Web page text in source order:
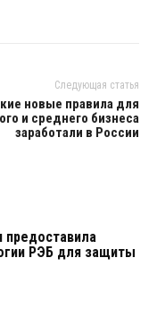
Следующая статья
новые правила для
и среднего бизнеса
заработали в России
предоставила
РЭБ для защиты